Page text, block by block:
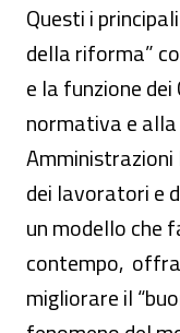
Questi i
della riforma”
e la funzione
normativa e
Amministrazioni
dei lavoratori e
un modello che
contempo,
migliorare il